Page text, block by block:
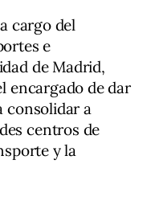
cargo del
e
de Madrid,
encargado de dar
consolidar a
centros de
y la